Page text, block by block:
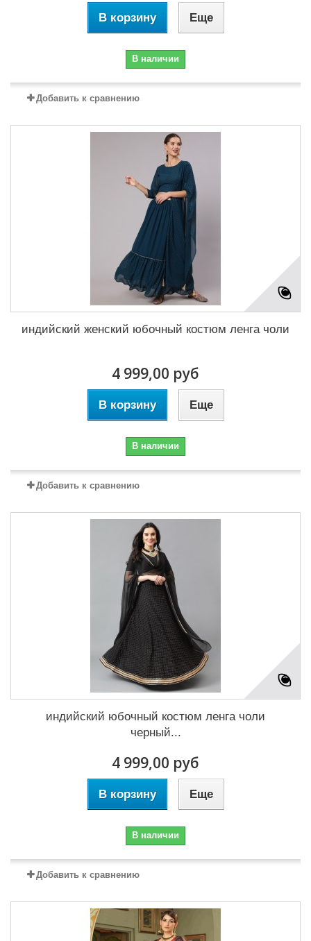
В корзину Еще
В наличии
Добавить к сравнению
индийский женский юбочный костюм ленга чоли
4 999,00 руб
В корзину Еще
В наличии
Добавить к сравнению
индийский юбочный костюм ленга чоли
черный...
4 999,00 руб
В корзину Еще
В наличии
Добавить к сравнению